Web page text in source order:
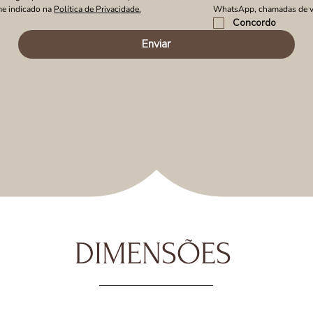
indicado na Política de Privacidade.
WhatsApp, chamadas de
Concordo
Enviar
DIMENSÕES